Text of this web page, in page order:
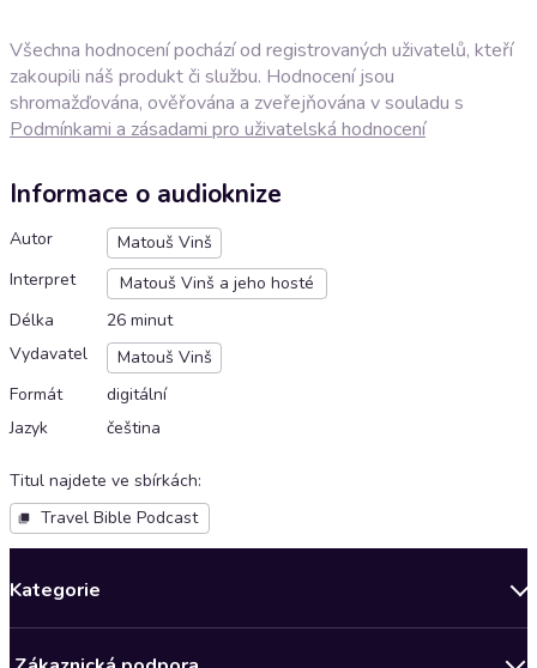
Všechna hodnocení pochází od registrovaných uživatelů, kteří
zakoupili náš produkt či službu. Hodnocení jsou
shromažďována, ověřována a zveřejňována v souladu s
Podmínkami a zásadami pro uživatelská hodnocení
Informace o audioknize
Autor
Matouš Vinš
Interpret
Matouš Vinš a jeho hosté
Délka
26 minut
Vydavatel
Matouš Vinš
Formát
digitální
Jazyk
čeština
Titul najdete ve sbírkách:
Travel Bible Podcast
Kategorie